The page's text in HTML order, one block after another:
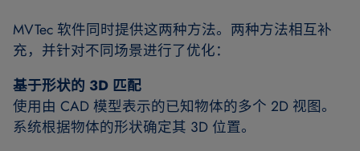
MVTec 软件同时提供这两种方法。两种方法相互补
充，并针对不同场景进行了优化：
基于形状的 3D 匹配
使用由 CAD 模型表示的已知物体的多个 2D 视图。
系统根据物体的形状确定其 3D 位置。